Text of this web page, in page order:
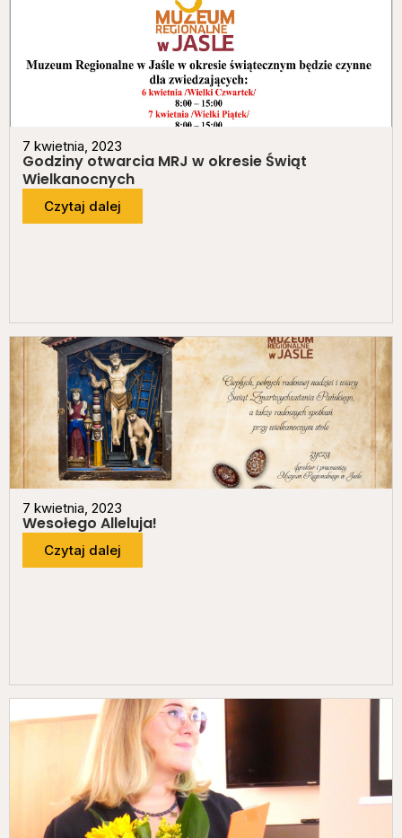
7 kwietnia, 2023
Godziny otwarcia MRJ w okresie Świąt
Wielkanocnych
Czytaj dalej
7 kwietnia, 2023
Wesołego Alleluja!
Czytaj dalej